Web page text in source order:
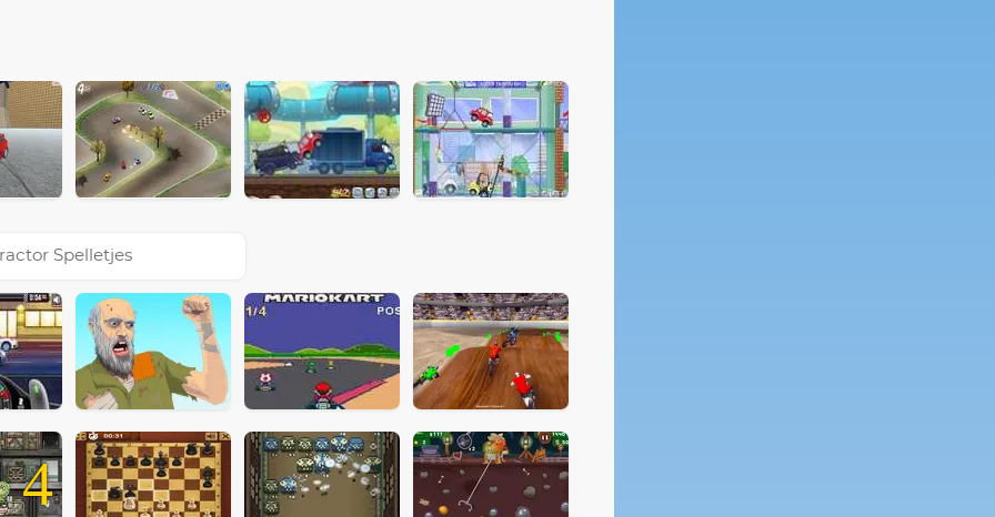
Spelletjes
4